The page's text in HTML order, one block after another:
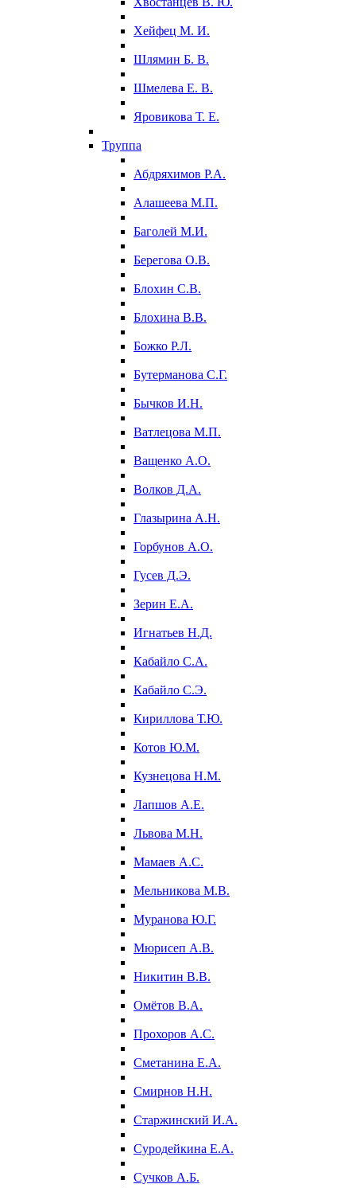
Хейфец М. И.
Шлямин Б. В.
Шмелева Е. В.
Яровикова Т. Е.
Труппа
Абдряхимов Р.А.
Алашеева М.П.
Баголей М.И.
Берегова О.В.
Блохин С.В.
Блохина В.В.
Божко Р.Л.
Бутерманова С.Г.
Бычков И.Н.
Ватлецова М.П.
Ващенко А.О.
Волков Д.А.
Глазырина А.Н.
Горбунов А.О.
Гусев Д.Э.
Зерин Е.А.
Игнатьев Н.Д.
Кабайло С.А.
Кабайло С.Э.
Кириллова Т.Ю.
Котов Ю.М.
Кузнецова Н.М.
Лапшов А.Е.
Львова М.Н.
Мамаев А.С.
Мельникова М.В.
Муранова Ю.Г.
Мюрисеп А.В.
Никитин В.В.
Омётов В.А.
Прохоров А.С.
Сметанина Е.А.
Смирнов Н.Н.
Старжинский И.А.
Суродейкина Е.А.
Сучков А.Б.